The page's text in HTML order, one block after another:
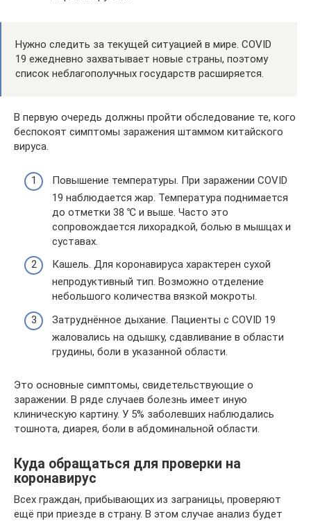
Нужно следить за текущей ситуацией в мире. COVID
19 ежедневно захватывает новые страны, поэтому
список неблагополучных государств расширяется.
В первую очередь должны пройти обследование те, кого
беспокоят симптомы заражения штаммом китайского
вируса.
Повышение температуры. При заражении COVID
19 наблюдается жар. Температура поднимается
до отметки 38 ℃ и выше. Часто это
сопровождается лихорадкой, болью в мышцах и
суставах.
Кашель. Для коронавируса характерен сухой
непродуктивный тип. Возможно отделение
небольшого количества вязкой мокроты.
Затруднённое дыхание. Пациенты с COVID 19
жаловались на одышку, сдавливание в области
грудины, боли в указанной области.
Это основные симптомы, свидетельствующие о
заражении. В ряде случаев болезнь имеет иную
клиническую картину. У 5% заболевших наблюдались
тошнота, диарея, боли в абдоминальной области.
Куда обращаться для проверки на
коронавирус
Всех граждан, прибывающих из заграницы, проверяют
ещё при приезде в страну. В этом случае анализ будет